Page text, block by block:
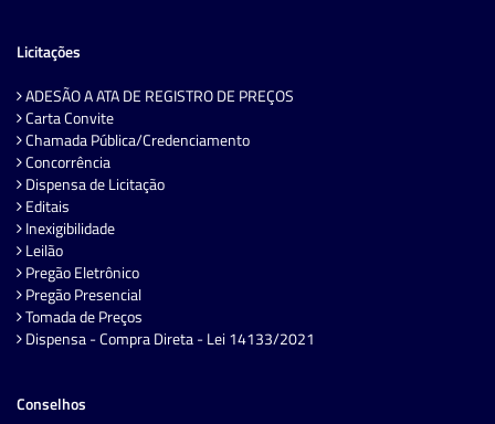
Licitações
ADESÃO A ATA DE REGISTRO DE PREÇOS
Carta Convite
Chamada Pública/Credenciamento
Concorrência
Dispensa de Licitação
Editais
Inexigibilidade
Leilão
Pregão Eletrônico
Pregão Presencial
Tomada de Preços
Dispensa - Compra Direta - Lei 14133/2021
Conselhos